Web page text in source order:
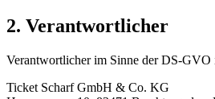
2. Verantwortlicher
Verantwortlicher im Sinne der DS-GVO
Ticket Scharf GmbH & Co. KG